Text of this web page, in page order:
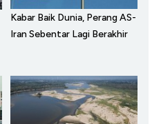
Kabar Baik Dunia, Perang AS-
Iran Sebentar Lagi Berakhir